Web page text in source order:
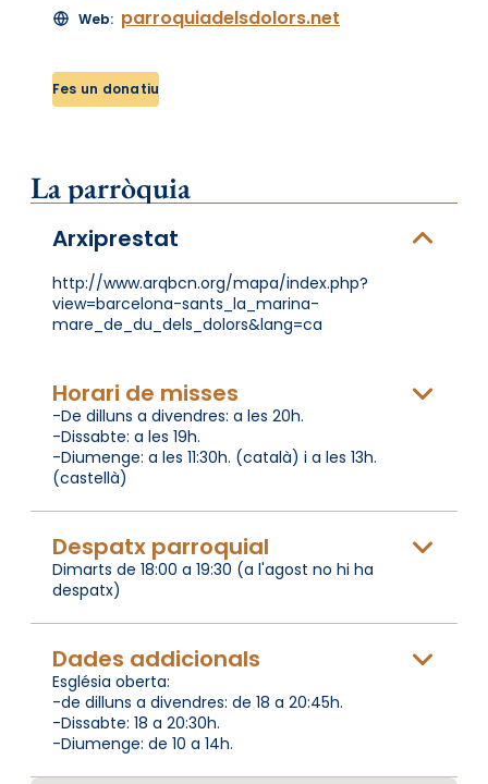
Web: parroquiadelsdolors.net
Fes un donatiu
La parròquia
Arxiprestat
http://www.arqbcn.org/mapa/index.php?
view=barcelona-sants_la_marina-
mare_de_du_dels_dolors&lang=ca
Horari de misses
-De dilluns a divendres: a les 20h.
-Dissabte: a les 19h.
-Diumenge: a les 11:30h. (català) i a les 13h.
(castellà)
Despatx parroquial
Dimarts de 18:00 a 19:30 (a l'agost no hi ha
despatx)
Dades addicionals
Església oberta:
-de dilluns a divendres: de 18 a 20:45h.
-Dissabte: 18 a 20:30h.
-Diumenge: de 10 a 14h.